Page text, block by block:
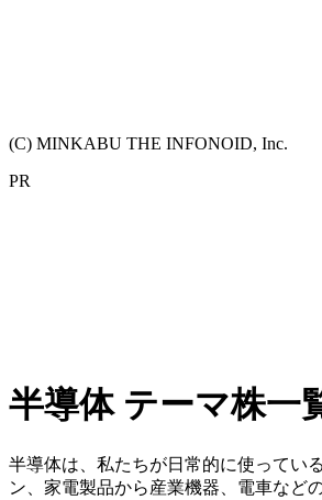
(C) MINKABU THE INFONOID, Inc.
PR
半導体 テーマ株一
半導体は、私たちが日常的に使ってい
ン、家電製品から産業機器、電車など